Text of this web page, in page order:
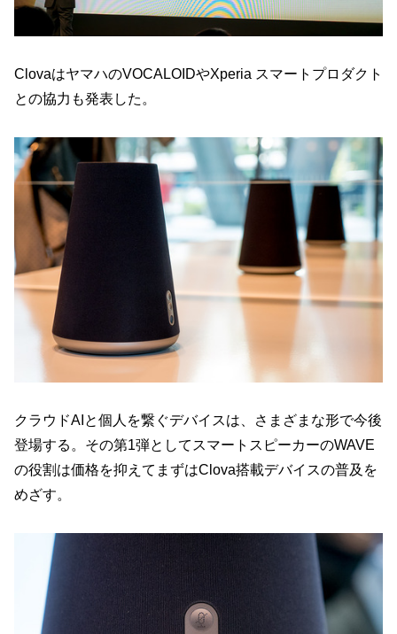
ClovaはヤマハのVOCALOIDやXperia スマートプロダクト
との協力も発表した。
クラウドAIと個人を繋ぐデバイスは、さまざまな形で今後
登場する。その第1弾としてスマートスピーカーのWAVE
の役割は価格を抑えてまずはClova搭載デバイスの普及を
めざす。